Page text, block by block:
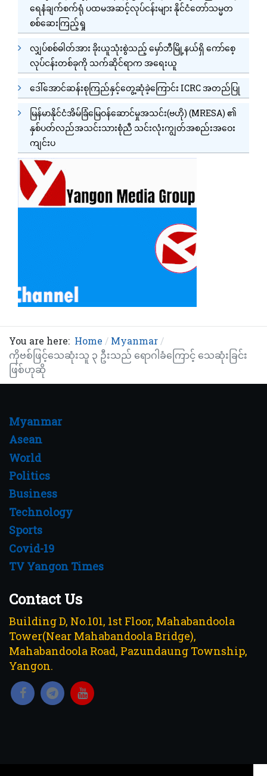
ရေနံချက်စက်ရုံ ပထမအဆင့်လုပ်ငန်းများ နိုင်ငံတော်သမ္မတ
စစ်ဆေးကြည့်ရှု
လျှပ်စစ်ဓါတ်အား ခိုးယူသုံးစွဲသည့် မှော်ဘီမြို့နယ်ရှိ ကော်စေ့
လုပ်ငန်းတစ်ခုကို သက်ဆိုင်ရာက အရေးယူ
ဒေါ်အောင်ဆန်းစုကြည်နှင့်တွေ့ဆုံခဲ့ကြောင်း ICRC အတည်ပြု
မြန်မာနိုင်ငံအိမ်ခြံမြေဝန်ဆောင်မှုအသင်း(ဗဟို) (MRESA) ၏
နှစ်ပတ်လည်အသင်းသားစုံညီ သင်းလုံးကျွတ်အစည်းအဝေး
ကျင်းပ
You are here: Home
Myanmar
ကိုဗစ်ဖြင့်သေဆုံးသူ ၃ ဦးသည် ရောဂါခံကြောင့် သေဆုံးခြင်း
ဖြစ်ဟုဆို
Myanmar
Asean
World
Politics
Business
Technology
Sports
Covid-19
TV Yangon Times
Contact Us
Building D, No.101, 1st Floor, Mahabandoola
Tower(Near Mahabandoola Bridge),
Mahabandoola Road, Pazundaung Township,
Yangon.